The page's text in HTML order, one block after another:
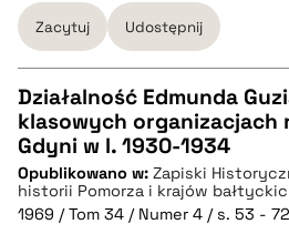
BIBTEX
pobierz cytat
Zacytuj Udostępnij
CZYSTY TEKST
pobierz cytat
Działalność Edmunda
klasowych
Gdyni w l. 1930-1934
Opublikowano w: Zapiski
historii Pomorza i krajów
1969 / Tom 34 / Numer 4 / s. 53 - 72